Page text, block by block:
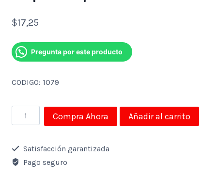
$17,25
Pregunta por este producto
CODIGO: 1079
trípode
para
celular
cantidad
Compra Ahora Añadir al carrito
Satisfacción garantizada
Pago seguro